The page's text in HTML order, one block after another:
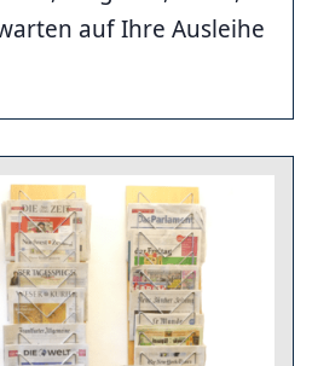
auf Ihre Ausleihe